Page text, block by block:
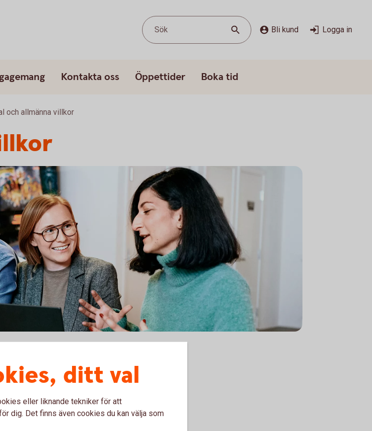
Sök Bli kund Logga in
Kontakta oss Öppettider Boka tid
och allmänna villkor
med finansiella
kund i eller utanför
ditt val
eller liknande tekniker för att
dig. Det finns även cookies du kan välja som